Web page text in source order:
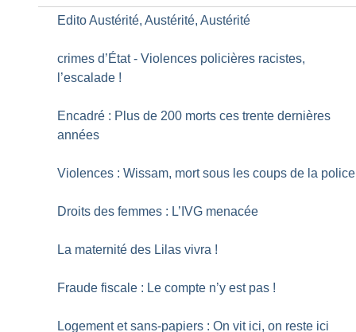
Edito Austérité, Austérité, Austérité
crimes d’État - Violences policières racistes,
l’escalade !
Encadré : Plus de 200 morts ces trente dernières
années
Violences : Wissam, mort sous les coups de la police
Droits des femmes : L’IVG menacée
La maternité des Lilas vivra !
Fraude fiscale : Le compte n’y est pas !
Logement et sans-papiers : On vit ici, on reste ici